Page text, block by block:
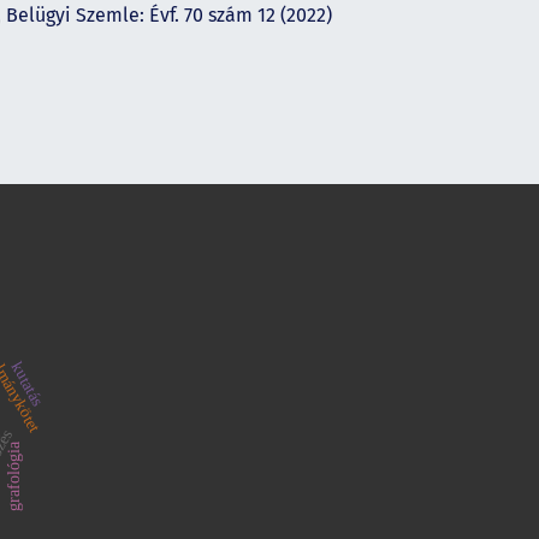
Belügyi Szemle: Évf. 70 szám 12 (2022)
grafológia
kutatás